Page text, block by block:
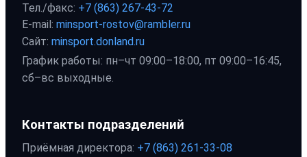
Тел./факс: +7 (863) 267-43-72
E-mail: minsport-rostov@rambler.ru
Сайт: minsport.donland.ru
График работы: пн–чт 09:00–18:00, пт 09:00–16:45,
сб–вс выходные.
Контакты подразделений
Приёмная директора: +7 (863) 261-33-08